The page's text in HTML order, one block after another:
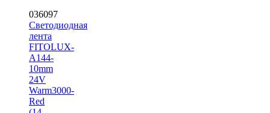
036097
Светодиодная
лента
FITOLUX-
A144-
10mm
24V
Warm3000-
Red